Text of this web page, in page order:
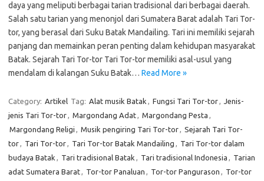
daya yang meliputi berbagai tarian tradisional dari berbagai daerah.
Salah satu tarian yang menonjol dari Sumatera Barat adalah Tari Tor-
tor, yang berasal dari Suku Batak Mandailing. Tari ini memiliki sejarah
panjang dan memainkan peran penting dalam kehidupan masyarakat
Batak. Sejarah Tari Tor-tor Tari Tor-tor memiliki asal-usul yang
mendalam di kalangan Suku Batak… Read More »
Category: Artikel Tag: Alat musik Batak , Fungsi Tari Tor-tor, Jenis-
jenis Tari Tor-tor, Margondang Adat, Margondang Pesta ,
Margondang Religi , Musik pengiring Tari Tor-tor, Sejarah Tari Tor-
tor, Tari Tor-tor, Tari Tor-tor Batak Mandailing , Tari Tor-tor dalam
budaya Batak , Tari tradisional Batak , Tari tradisional Indonesia , Tarian
adat Sumatera Barat, Tor-tor Panaluan , Tor-tor Pangurason , Tor-tor